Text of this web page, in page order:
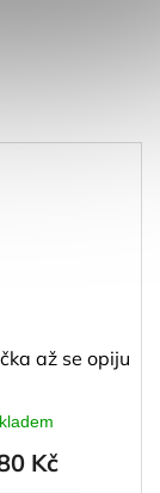
až se opiju
Kč